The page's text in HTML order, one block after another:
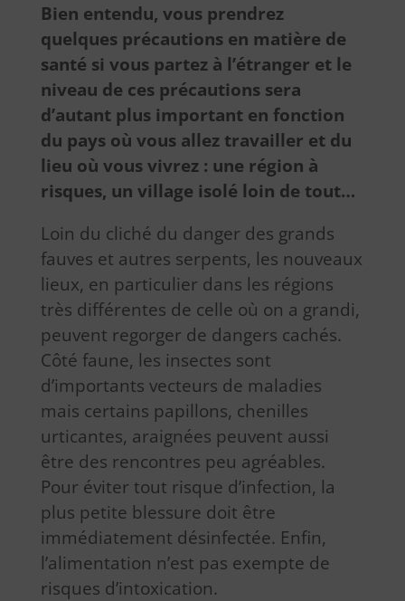
Bien entendu, vous prendrez
quelques précautions en matière de
santé si vous partez à l’étranger et le
niveau de ces précautions sera
d’autant plus important en fonction
du pays où vous allez travailler et du
lieu où vous vivrez : une région à
risques, un village isolé loin de tout…
Loin du cliché du danger des grands
fauves et autres serpents, les nouveaux
lieux, en particulier dans les régions
très différentes de celle où on a grandi,
peuvent regorger de dangers cachés.
Côté faune, les insectes sont
d’importants vecteurs de maladies
mais certains papillons, chenilles
urticantes, araignées peuvent aussi
être des rencontres peu agréables.
Pour éviter tout risque d’infection, la
plus petite blessure doit être
immédiatement désinfectée. Enfin,
l’alimentation n’est pas exempte de
risques d’intoxication.